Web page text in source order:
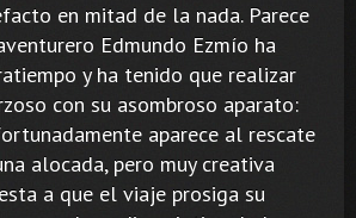
en mitad de la nada. Parece
Edmundo Ezmío ha
y ha tenido que realizar
con su asombroso aparato:
aparece al rescate
alocada, pero muy creativa
a que el viaje prosiga su